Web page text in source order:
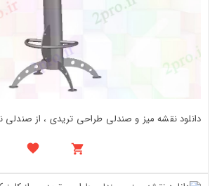
دانلود نقشه میز و صندلی طراحی تریدی ، از صندلی نوار